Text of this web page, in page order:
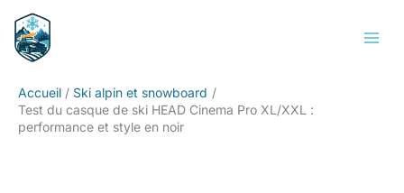
contenu
Accueil
Ski alpin et snowboard
Test du casque de ski HEAD Cinema Pro XL/XXL :
performance et style en noir
Rechercher